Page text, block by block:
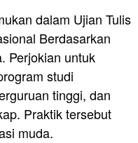
dalam Ujian Tulis
Berdasarkan
Perjokian untuk
studi
tinggi, dan
Praktik tersebut
muda.